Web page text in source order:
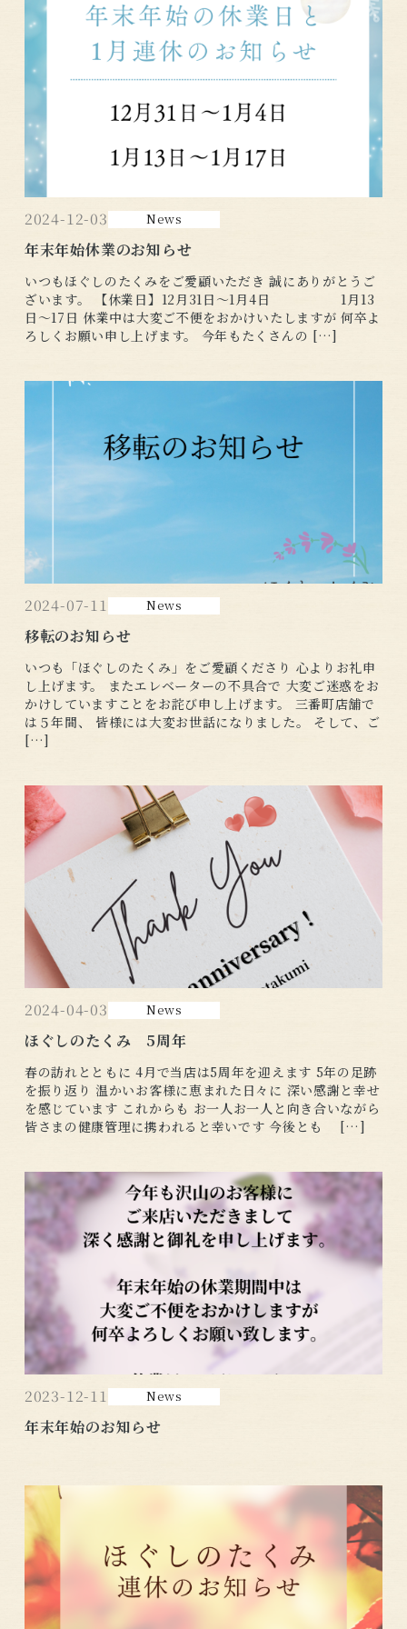
2024-12-03 News
年末年始休業のお知らせ
いつもほぐしのたくみをご愛顧いただき 誠にありがとうご
ざいます。 【休業日】12月31日～1月4日 1月13
日～17日 休業中は大変ご不便をおかけいたしますが 何卒よ
ろしくお願い申し上げます。 今年もたくさんの […]
2024-07-11 News
移転のお知らせ
いつも「ほぐしのたくみ」をご愛顧くださり 心よりお礼申
し上げます。 またエレベーターの不具合で 大変ご迷惑をお
かけしていますことをお詫び申し上げます。 三番町店舗で
は５年間、 皆様には大変お世話になりました。 そして、ご
[…]
2024-04-03 News
ほぐしのたくみ 5周年
春の訪れとともに 4月で当店は5周年を迎えます 5年の足跡
を振り返り 温かいお客様に恵まれた日々に 深い感謝と幸せ
を感じています これからも お一人お一人と向き合いながら
皆さまの健康管理に携われると幸いです 今後とも […]
2023-12-11 News
年末年始のお知らせ